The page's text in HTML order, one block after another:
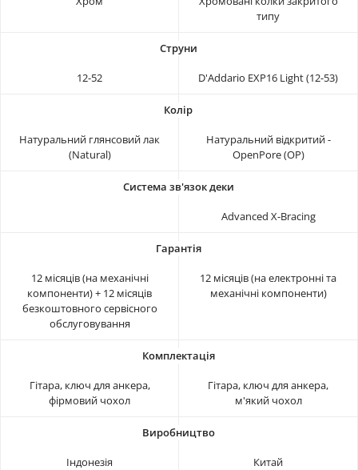
типу
12-52 D'Addario EXP16 Light (12-53)
Натуральний глянсовий лак
(Natural)
Натуральний відкритий -
OpenPore (OP)
Advanced X-Bracing
12 місяців (на механічні
компоненти) + 12 місяців
безкоштовного сервісного
обслуговування
12 місяців (на електронні та
механічні компоненти)
Гітара, ключ для анкера,
фірмовий чохол
Гітара, ключ для анкера,
м'який чохол
Індонезія Китай